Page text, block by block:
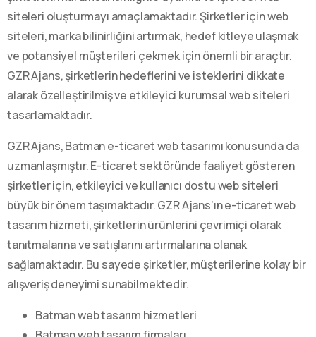
siteleri oluşturmayı amaçlamaktadır. Şirketler için web
siteleri, marka bilinirliğini artırmak, hedef kitleye ulaşmak
ve potansiyel müşterileri çekmek için önemli bir araçtır.
GZR Ajans, şirketlerin hedeflerini ve isteklerini dikkate
alarak özelleştirilmiş ve etkileyici kurumsal web siteleri
tasarlamaktadır.
GZR Ajans, Batman e-ticaret web tasarımı konusunda da
uzmanlaşmıştır. E-ticaret sektöründe faaliyet gösteren
şirketler için, etkileyici ve kullanıcı dostu web siteleri
büyük bir önem taşımaktadır. GZR Ajans’ın e-ticaret web
tasarım hizmeti, şirketlerin ürünlerini çevrimiçi olarak
tanıtmalarına ve satışlarını artırmalarına olanak
sağlamaktadır. Bu sayede şirketler, müşterilerine kolay bir
alışveriş deneyimi sunabilmektedir.
Batman web tasarım hizmetleri